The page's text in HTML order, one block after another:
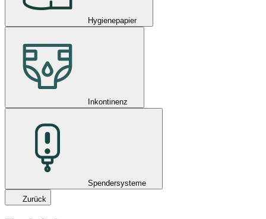
Hygienepapier
Inkontinenz
Spendersysteme
Zurück